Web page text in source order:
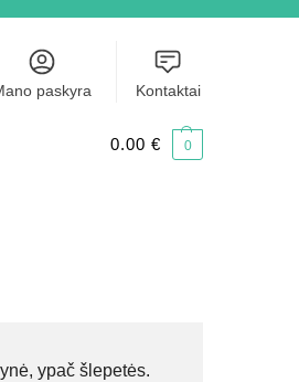
paskyra Kontaktai
0.00 € 0
ypač šlepetės.